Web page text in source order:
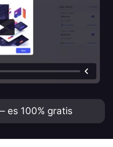
es 100% gratis